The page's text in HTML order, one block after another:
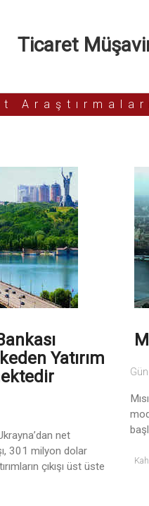
Ticaret
Yatırım
net
301 milyon dolar
çıkışı üst üste